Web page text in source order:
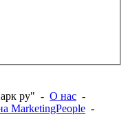
ру" - О нас -
MarketingPeople -